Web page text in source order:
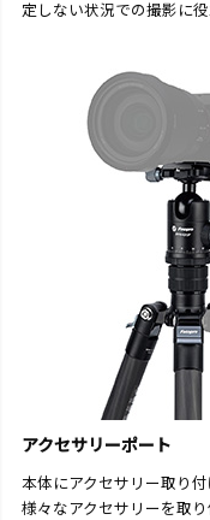
定しない状況での撮影に
アクセサリーポート
本体にアクセサリー取り
様々なアクセサリーを取